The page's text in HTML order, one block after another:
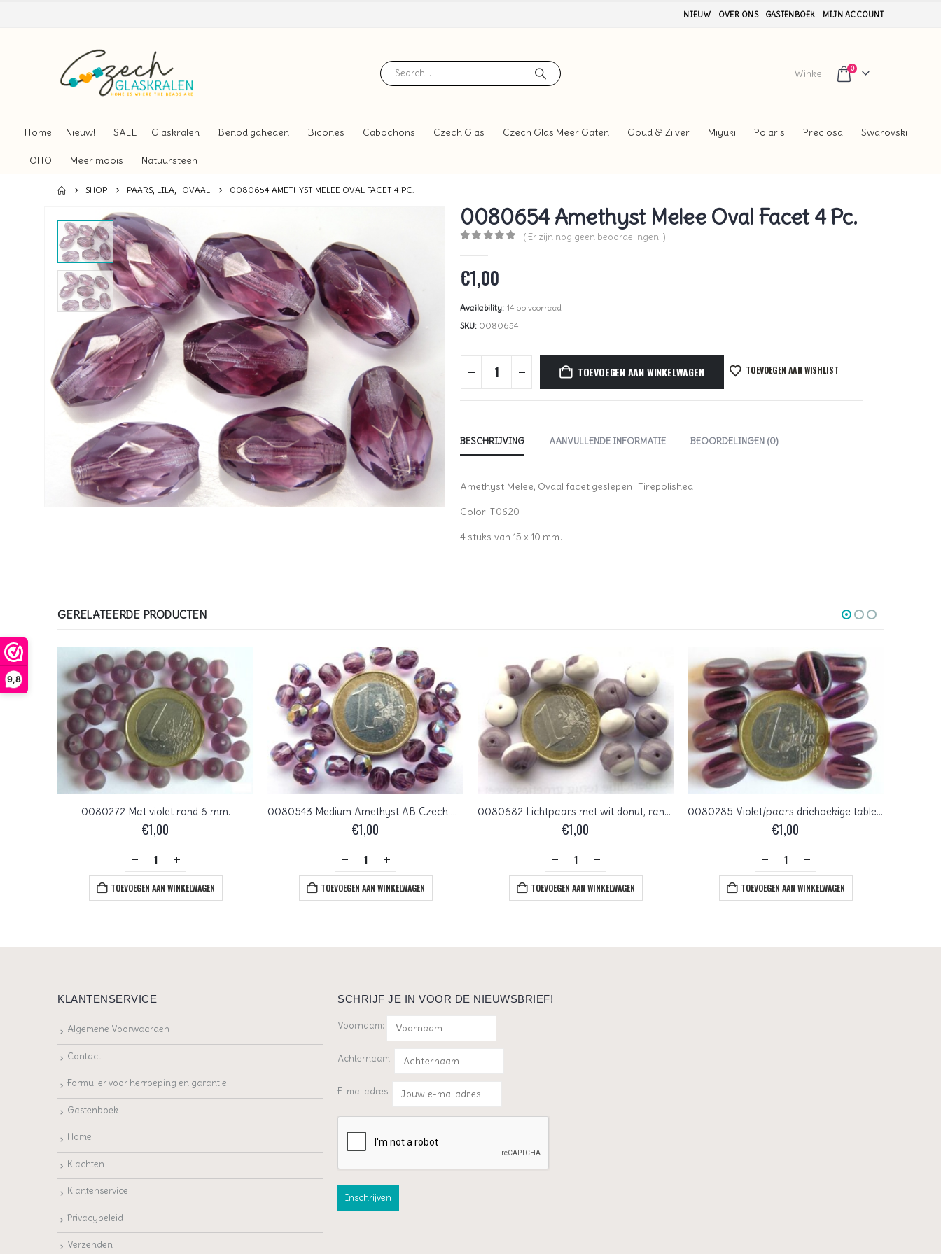
9,8
NIEUW OVER ONS GASTENBOEK MIJN ACCOUNT
Winkel 0
Home Nieuw! SALE Glaskralen Benodigdheden Bicones Cabochons Czech Glas Czech Glas Meer Gaten Goud & Zilver Miyuki Polaris Preciosa Swarovski
TOHO Meer moois Natuursteen
SHOP PAARS, LILA, OVAAL 0080654 AMETHYST MELEE OVAL FACET 4 PC.
0080654 Amethyst Melee Oval Facet 4 Pc.
( Er zijn nog geen beoordelingen. )
€1,00
Availability: 14 op voorraad
SKU: 0080654
TOEVOEGEN AAN WINKELWAGEN TOEVOEGEN AAN WISHLIST
BESCHRIJVING AANVULLENDE INFORMATIE BEOORDELINGEN (0)
Amethyst Melee, Ovaal facet geslepen, Firepolished.
Color: T0620
4 stuks van 15 x 10 mm.
GERELATEERDE PRODUCTEN
0080272 Mat violet rond 6 mm.
€1,00
TOEVOEGEN AAN WINKELWAGEN
0080543 Medium Amethyst AB Czech Glass Facet Firepolish 6 mm 25 stuks
€1,00
TOEVOEGEN AAN WINKELWAGEN
0080682 Lichtpaars met wit donut, rand facet. 11 x 7
€1,00
TOEVOEGEN AAN WINKELWAGEN
0080285 Violet/paars driehoekige tablecut kralen
€1,00
TOEVOEGEN AAN WINKELWAGEN
KLANTENSERVICE
Algemene Voorwaarden
Contact
Formulier voor herroeping en garantie
Gastenboek
Home
Klachten
Klantenservice
Privacybeleid
Verzenden
SCHRIJF JE IN VOOR DE NIEUWSBRIEF!
Voornaam:
Achternaam:
E-mailadres: